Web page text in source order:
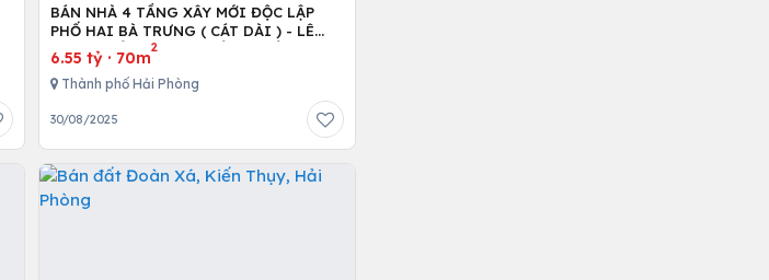
BÁN NHÀ 4 TẦNG XÂY MỚI ĐỘC LẬP
PHỐ HAI BÀ TRƯNG ( CÁT DÀI ) - LÊ
CHÂN - HẢI PHÒNG CHỈ 6.55 TỶ
6.55 tỷ· 70m
2
Thành phố Hải Phòng
30/08/2025